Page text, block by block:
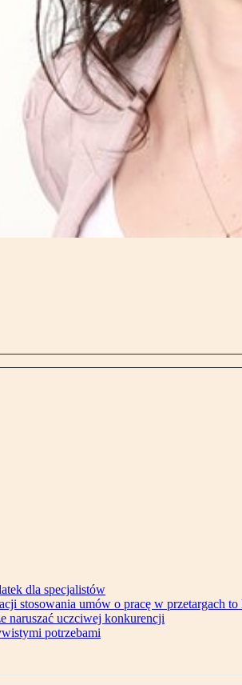
dla specjalistów
stosowania umów o pracę w przetargach to
naruszać uczciwej konkurencji
potrzebami